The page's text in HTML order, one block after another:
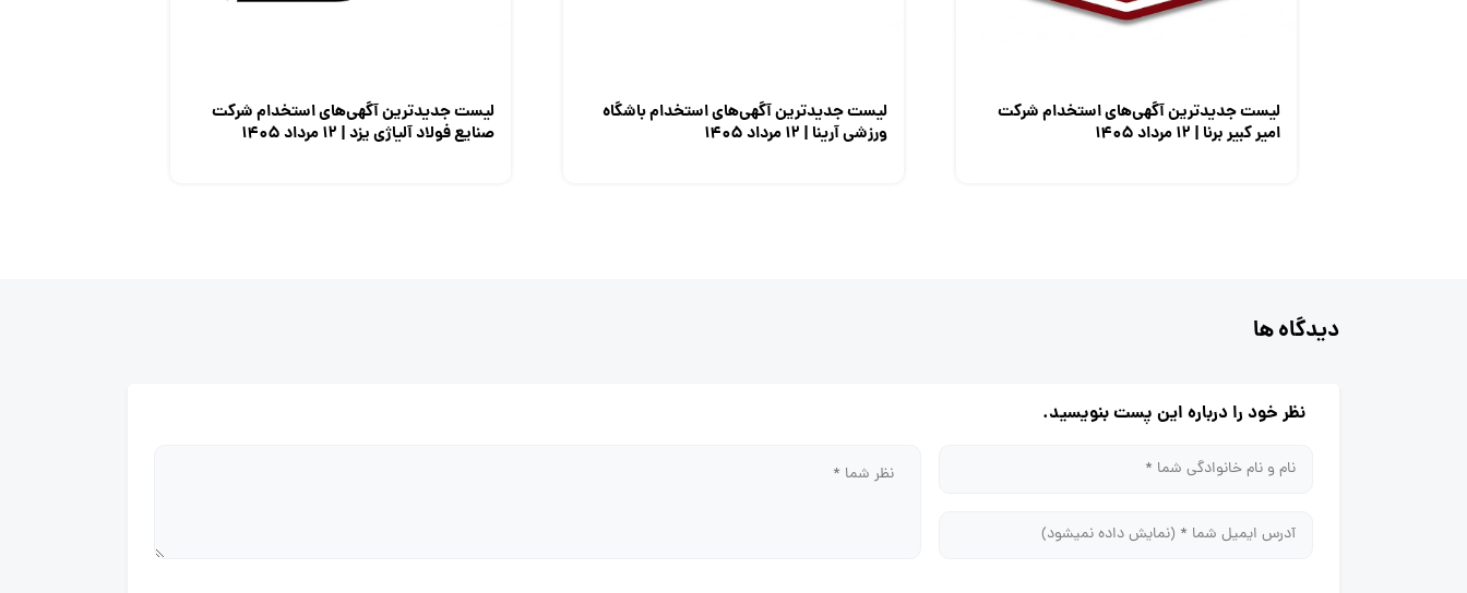
لیست جدیدترین آگهی‌های استخدام شرکت
امیر کبیر برنا | ۱۲ مرداد ۱۴۰۵
لیست جدیدترین آگهی‌های استخدام باشگاه
ورزشی آرینا | ۱۲ مرداد ۱۴۰۵
لیست جدیدترین آگهی‌های استخدام شرکت
صنایع فولاد آلیاژی یزد | ۱۲ مرداد ۱۴۰۵
دیدگاه ها
نظر خود را درباره این پست بنویسید.